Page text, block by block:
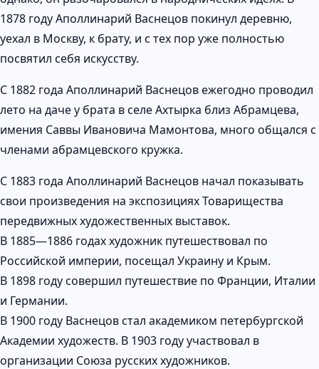
1878 году Аполлинарий Васнецов покинул деревню,
уехал в Москву, к брату, и с тех пор уже полностью
посвятил себя искусству.
С 1882 года Аполлинарий Васнецов ежегодно проводил
лето на даче у брата в селе Ахтырка близ Абрамцева,
имения Саввы Ивановича Мамонтова, много общался с
членами абрамцевского кружка.
С 1883 года Аполлинарий Васнецов начал показывать
свои произведения на экспозициях Товарищества
передвижных художественных выставок.
В 1885—1886 годах художник путешествовал по
Российской империи, посещал Украину и Крым.
В 1898 году совершил путешествие по Франции, Италии
и Германии.
В 1900 году Васнецов стал академиком петербургской
Академии художеств. В 1903 году участвовал в
организации Союза русских художников.